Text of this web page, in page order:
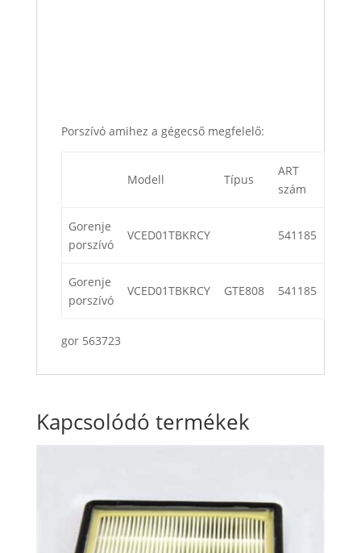
Porszívó amihez a gégecső megfelelő:
Modell Típus
ART
szám
Gorenje
porszívó
VCED01TBKRCY 541185
Gorenje
porszívó
VCED01TBKRCY GTE808 541185
gor 563723
Kapcsolódó termékek